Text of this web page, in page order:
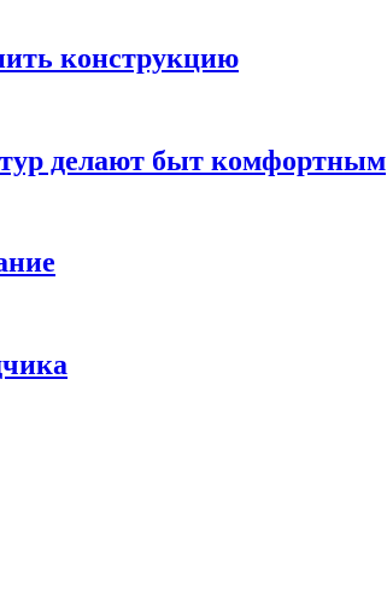
конструкцию
делают быт комфортным